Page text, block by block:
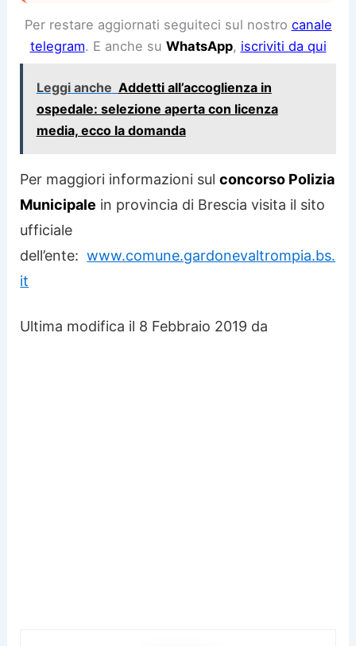
Per restare aggiornati seguiteci sul nostro canale
telegram. E anche su WhatsApp, iscriviti da qui
Leggi anche Addetti all’accoglienza in
ospedale: selezione aperta con licenza
media, ecco la domanda
Per maggiori informazioni sulconcorso Polizia
Municipale in provincia di Brescia visita il sito
ufficiale
dell’ente:www.comune.gardonevaltrompia.bs.
it
Ultima modifica il 8 Febbraio 2019 da